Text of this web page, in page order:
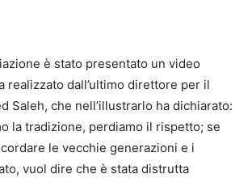
è stato presentato un video
realizzato dall’ultimo direttore per il
Saleh, che nell’illustrarlo ha dichiarato:
la tradizione, perdiamo il rispetto; se
le vecchie generazioni e i
vuol dire che è stata distrutta